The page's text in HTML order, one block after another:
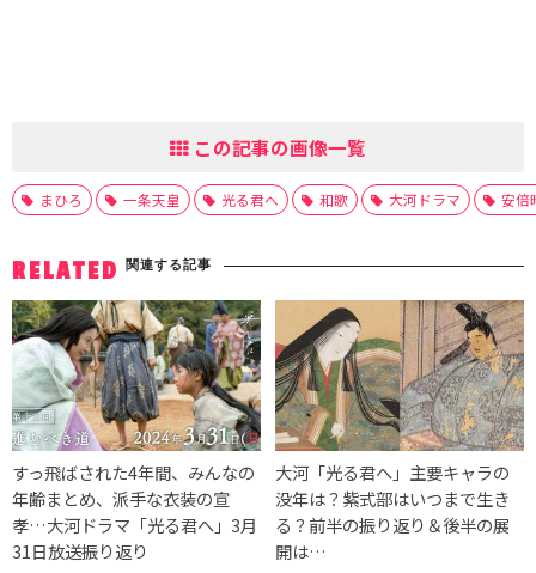
この記事の画像一覧
まひろ 一条天皇 光る君へ 和歌 大河ドラマ 安倍
RELATED 関連する記事
すっ飛ばされた4年間、みんなの
年齢まとめ、派手な衣装の宣
孝…大河ドラマ「光る君へ」3月
31日放送振り返り
大河「光る君へ」主要キャラの
没年は？紫式部はいつまで生き
る？前半の振り返り＆後半の展
開は…